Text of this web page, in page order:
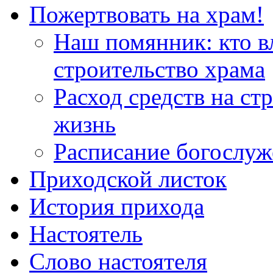
Пожертвовать на храм!
Наш помянник: кто
строительство храма
Расход средств на
жизнь
Расписание
Приходской листок
История прихода
Настоятель
Слово настоятеля